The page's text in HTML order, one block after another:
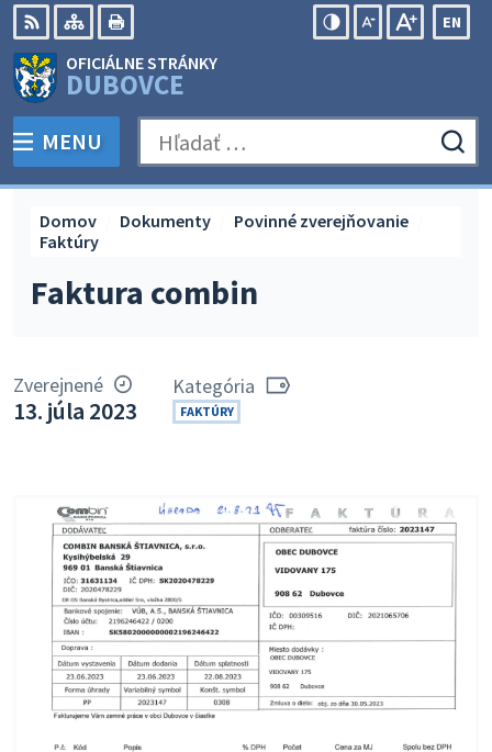
Preskočiť
na
obsah
RSS Mapa
EN
OFICIÁLNE STRÁNKY
DUBOVCE
PREPNÚŤ
MENU Hľadať:
Faktura combin
Domov Dokumenty
Povinné zverejňovanie
Faktúry
Zverejnené
13. júla 2023
Kategória
FAKTÚRY